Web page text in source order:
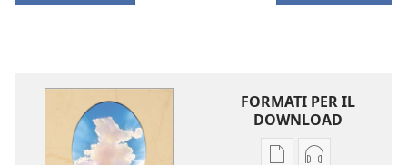
FORMATI PER IL
DOWNLOAD